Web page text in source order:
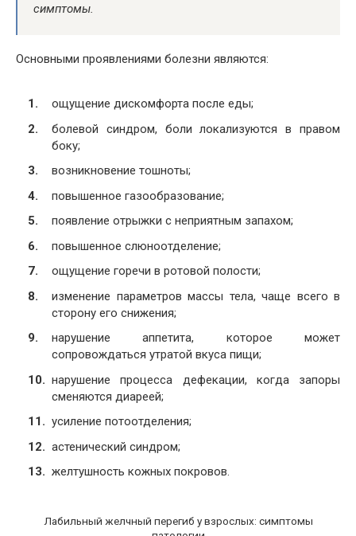
симптомы.
Основными проявлениями болезни являются:
ощущение дискомфорта после еды;
болевой синдром, боли локализуются в правом
боку;
возникновение тошноты;
повышенное газообразование;
появление отрыжки с неприятным запахом;
повышенное слюноотделение;
ощущение горечи в ротовой полости;
изменение параметров массы тела, чаще всего в
сторону его снижения;
нарушение аппетита, которое может
сопровождаться утратой вкуса пищи;
нарушение процесса дефекации, когда запоры
сменяются диареей;
усиление потоотделения;
астенический синдром;
желтушность кожных покровов.
Лабильный желчный перегиб у взрослых: симптомы